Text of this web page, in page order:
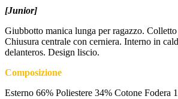
[Junior]
Giubbotto manica lunga per ragazzo.
Chiusura centrale con cerniera. Interno in
delanteros. Design liscio.
Composizione
Esterno 66% Poliestere 34% Cotone Fodera